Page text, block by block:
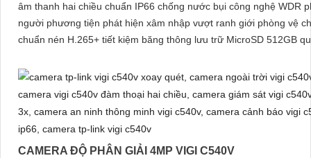
âm thanh hai chiều chuẩn IP66 chống nước bụi công nghệ WDR
người phương tiện phát hiện xâm nhập vượt ranh giới phòng vệ
chuẩn nén H.265+ tiết kiệm băng thông lưu trữ MicroSD 512GB
CAMERA ĐỘ PHÂN GIẢI 4MP VIGI C540V